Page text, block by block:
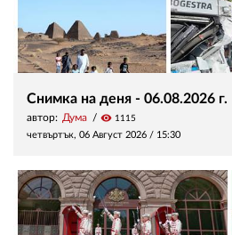
Снимка на деня - 06.08.2026 г.
автор: Дума visibility 1115
четвъртък, 06 Август 2026 / 15:30